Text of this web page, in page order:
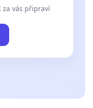
za vás připraví